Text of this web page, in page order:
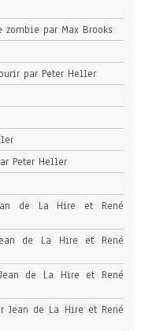
par Max Brooks
par Peter Heller
Peter Heller
de La Hire et René
de La Hire et René
de La Hire et René
Jean de La Hire et René